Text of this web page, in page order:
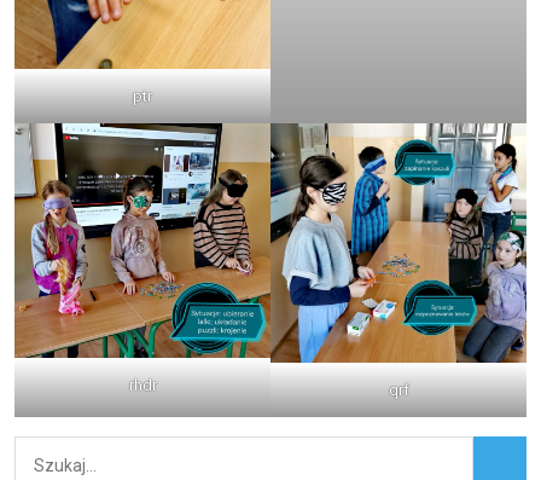
ptr
rhdr qrf